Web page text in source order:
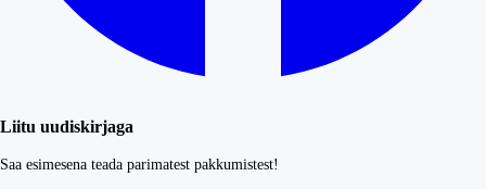
Liitu uudiskirjaga
Saa esimesena teada parimatest pakkumistest!